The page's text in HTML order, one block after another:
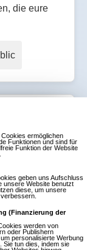
die eure
SciFi
To
&
Cookies ermöglichen
Funktionen und sind für
Funktion der Website
geben uns Aufschluss
unsere Website benutzt
diese, um unsere
(Finanzierung der
werden von
oder Publishern
personalisierte Werbung
Sie tun dies, indem sie